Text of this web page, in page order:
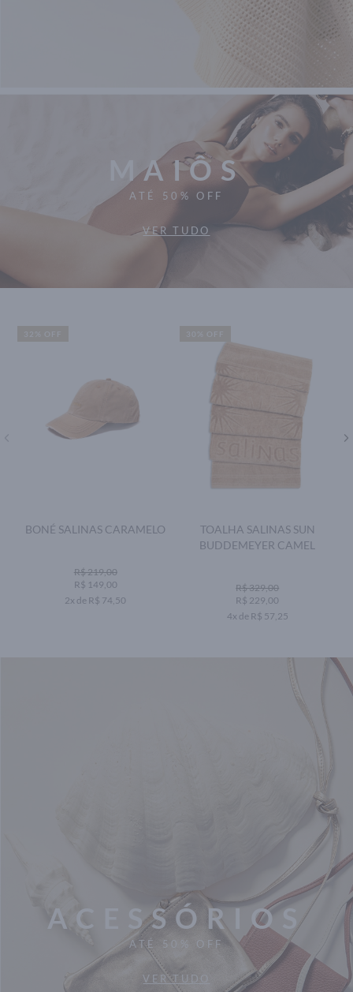
MAIÔS
ATÉ 50% OFF
VER TUDO
ACESSÓRIOS
ATÉ 50% OFF
VER TUDO
BONÉ SALINAS CARAMELO
R$ 219,00
R$ 149,00
2x de R$ 74,50
32% OFF
TOALHA SALINAS SUN
BUDDEMEYER CAMEL
R$ 329,00
R$ 229,00
4x de R$ 57,25
30% OFF